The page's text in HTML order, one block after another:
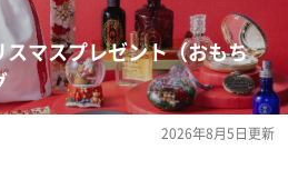
マスプレゼント（おもち
2026年8月5日更新